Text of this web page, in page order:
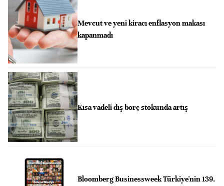
Mevcut ve yeni kiracı enflasyon makası
kapanmadı
Kısa vadeli dış borç stokunda artış
Bloomberg Businessweek Türkiye'nin 139.